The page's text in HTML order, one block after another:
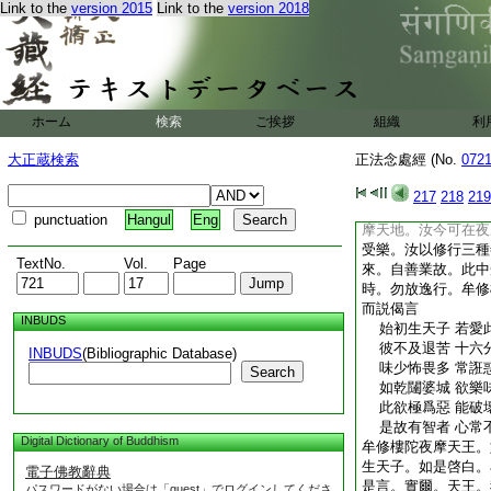
Link to the version 2015 Link to the version 2018
ホーム 検索 ご挨拶 組織 利
大正蔵検索
punctuation Hangul Eng
TextNo. Vol. Page
INBUDS
INBUDS(Bibliographic Database)
Search
Digital Dictionary of Buddhism
電子佛教辭典
正法念處經 (No.
217 218 219
是意。一一皆謂牟
爾時如是始生天子
摩天王。見有無量
皆悉普識。牟修樓
自餘舊天。即便語
王今者。如是看汝
爾時如是始生天子
摩天地。汝今可在
受樂。汝以修行三
來。自善業故。此
時。勿放逸行。牟
而説偈言
始初生天子 若愛
彼不及退苦 十六
味少怖畏多 常誑
如乾闥婆城 欲樂
此欲極爲惡 能破
是故有智者 心常
牟修樓陀夜摩天王
生天子。如是啓白
是言。實爾。天王